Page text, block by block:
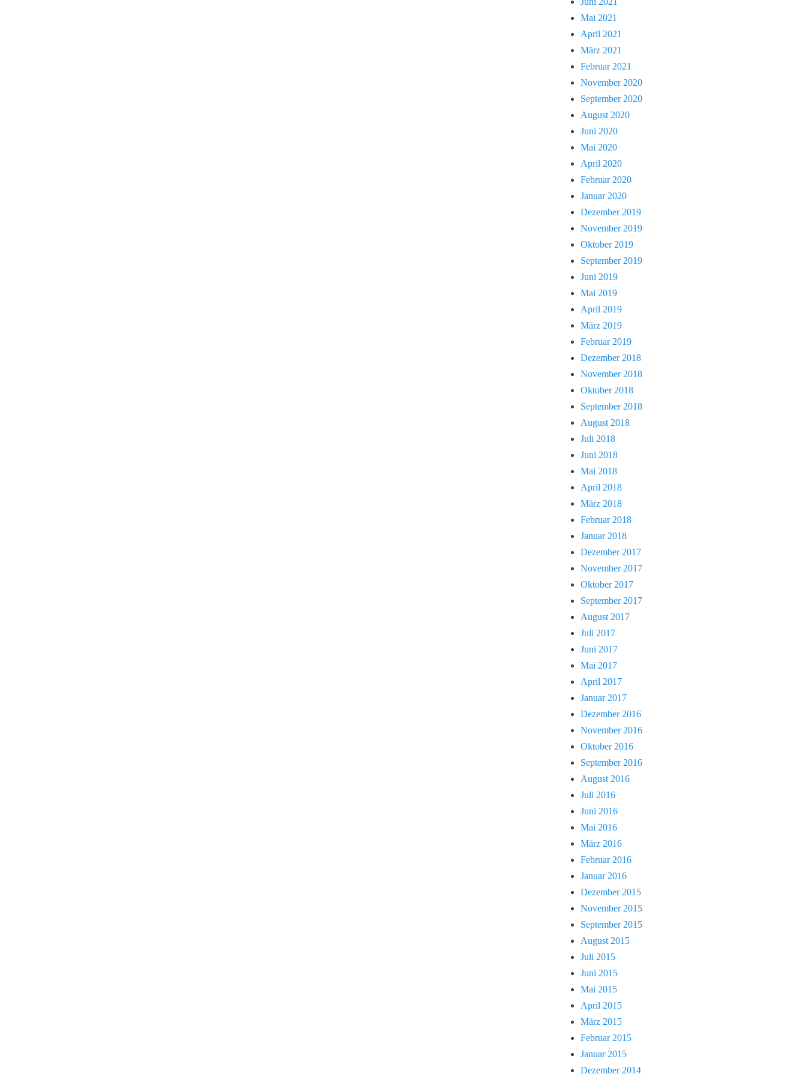
Mai 2021
April 2021
März 2021
Februar 2021
November 2020
September 2020
August 2020
Juni 2020
Mai 2020
April 2020
Februar 2020
Januar 2020
Dezember 2019
November 2019
Oktober 2019
September 2019
Juni 2019
Mai 2019
April 2019
März 2019
Februar 2019
Dezember 2018
November 2018
Oktober 2018
September 2018
August 2018
Juli 2018
Juni 2018
Mai 2018
April 2018
März 2018
Februar 2018
Januar 2018
Dezember 2017
November 2017
Oktober 2017
September 2017
August 2017
Juli 2017
Juni 2017
Mai 2017
April 2017
Januar 2017
Dezember 2016
November 2016
Oktober 2016
September 2016
August 2016
Juli 2016
Juni 2016
Mai 2016
März 2016
Februar 2016
Januar 2016
Dezember 2015
November 2015
September 2015
August 2015
Juli 2015
Juni 2015
Mai 2015
April 2015
März 2015
Februar 2015
Januar 2015
Dezember 2014